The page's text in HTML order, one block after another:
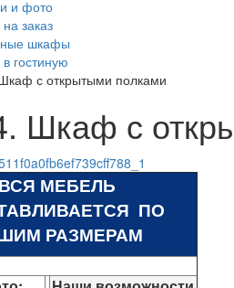
и фото
заказ
шкафы
гостиную
с открытыми полками
Шкаф с
ВСЯ МЕБЕЛЬ
ПО
РАЗМЕРАМ